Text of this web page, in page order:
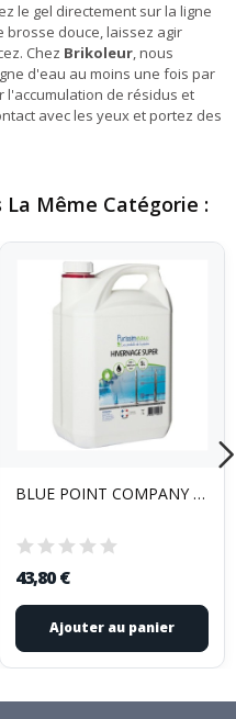
le gel directement sur la ligne
douce, laissez agir
Chez Brikoleur, nous
d'eau au moins une fois par
l'accumulation de résidus et
avec les yeux et portez des
Même Catégorie :
BLUE POINT COMPANY - Anti-algues Hiver - 5 L
43,80 €
Ajouter au panier